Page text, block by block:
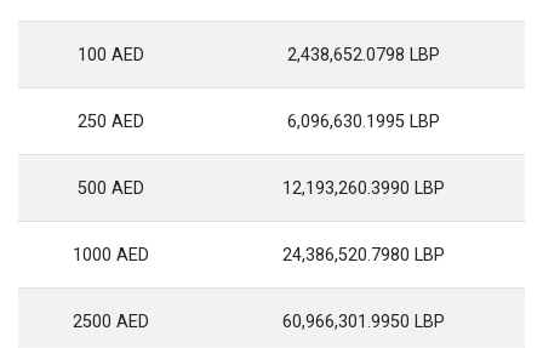
100 AED 2,438,652.0798 LBP
250 AED 6,096,630.1995 LBP
500 AED 12,193,260.3990 LBP
1000 AED 24,386,520.7980 LBP
2500 AED 60,966,301.9950 LBP